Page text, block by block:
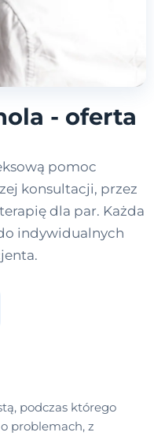
- oferta
pomoc
konsultacji, przez
dla par. Każda
indywidualnych
podczas którego
problemach, z